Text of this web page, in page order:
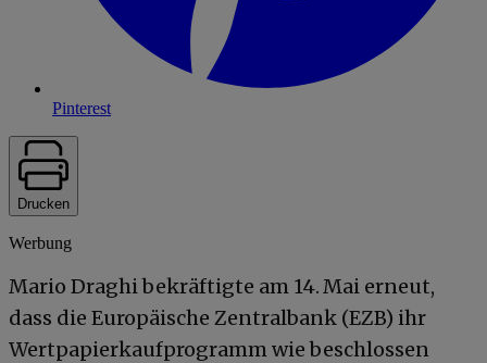
Pinterest
Drucken
Werbung
Mario Draghi bekräftigte am 14. Mai erneut,
dass die Europäische Zentralbank (EZB) ihr
Wertpapierkaufprogramm wie beschlossen